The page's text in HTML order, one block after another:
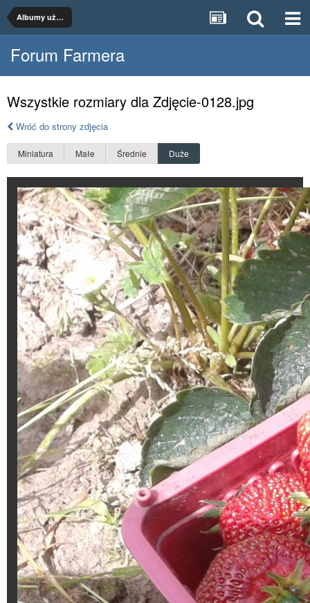
Albumy użytkowników
Forum Farmera
Wszystkie rozmiary dla Zdjęcie-0128.jpg
Wróć do strony zdjęcia
Miniatura Małe Średnie Duże